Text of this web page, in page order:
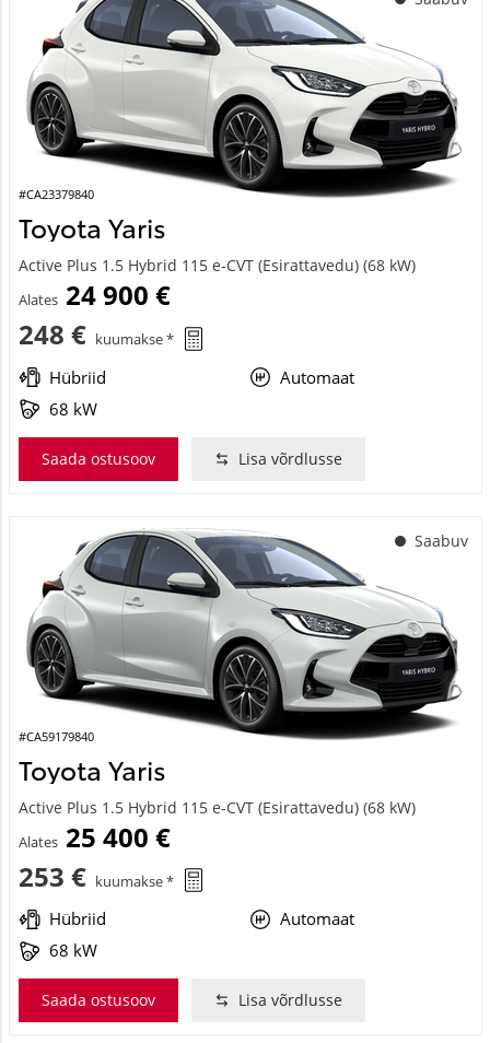
#CA23379840
Toyota Yaris
Active Plus 1.5 Hybrid 115 e-CVT (Esirattavedu) (68 kW)
Alates 24 900 €
248 € kuumakse *
Hübriid
Automaat
68 kW
Saada ostusoov Lisa võrdlusse
Saabuv
#CA59179840
Toyota Yaris
Active Plus 1.5 Hybrid 115 e-CVT (Esirattavedu) (68 kW)
Alates 25 400 €
253 € kuumakse *
Hübriid
Automaat
68 kW
Saada ostusoov Lisa võrdlusse